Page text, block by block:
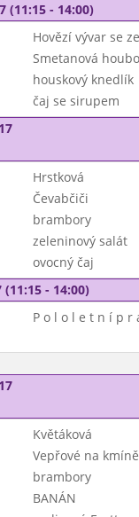
(11:15 - 14:00)
Hovězí vývar se
Smetanová
houskový knedlík
čaj se sirupem
Hrstková
Čevabčiči
brambory
zeleninový salát
ovocný čaj
(11:15 - 14:00)
P o l o l e t n í p r
Květáková
Vepřové na kmíně
brambory
BANÁN